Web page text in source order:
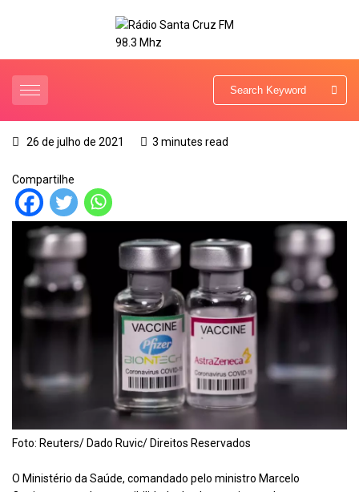
26 de julho de 2021 3 minutes read
Compartilhe
Foto: Reuters/ Dado Ruvic/ Direitos Reservados
O Ministério da Saúde, comandado pelo ministro Marcelo